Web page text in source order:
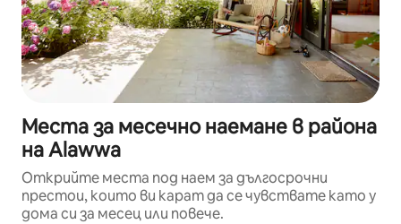
Места за месечно наемане в района
на Alawwa
Открийте места под наем за дългосрочни
престои, които ви карат да се чувствате като у
дома си за месец или повече.